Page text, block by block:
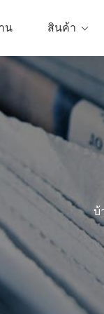
น สินค้า
บ้